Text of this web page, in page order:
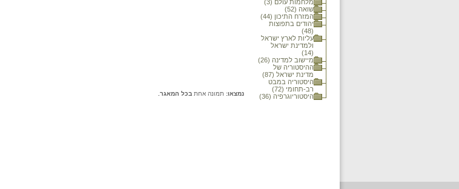
מלחמות עולם (3)
שואה (52)
המזרח התיכון (44)
יהודים בתפוצות
(48)
עליות לארץ ישראל
ולמדינת ישראל
(14)
מיישוב למדינה (26)
ההיסטוריה של
מדינת ישראל (87)
היסטוריה במבט
רב-תחומי (72)
היסטוריוגרפיה (36)
נמצאו: תמונה אחת בכל המאגר.